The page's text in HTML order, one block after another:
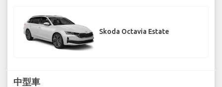
Skoda Octavia Estate
中型車